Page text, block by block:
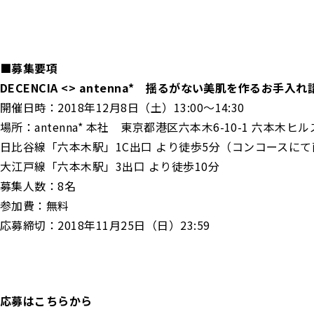
■募集要項
DECENCIA <> antenna* 揺るがない美肌を作るお手入れ
開催日時：2018年12月8日（土）13:00〜14:30
場所：antenna* 本社 東京都港区六本木6-10-1 六本木ヒル
日比谷線「六本木駅」1C出口 より徒歩5分（コンコースにて
大江戸線「六本木駅」3出口 より徒歩10分
募集人数：8名
参加費：無料
応募締切：2018年11月25日（日）23:59
応募はこちらから